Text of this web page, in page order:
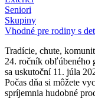
Seniori
Skupiny
Vhodné pre rodiny s
Tradície, chute,
24. ročník obľúbeného
sa uskutoční 11. júla
Počas dňa si môžete
spríjemnia hudobné